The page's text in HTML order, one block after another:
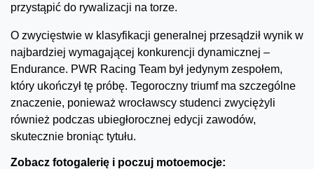
przystąpić do rywalizacji na torze.
O zwycięstwie w klasyfikacji generalnej przesądził wynik w
najbardziej wymagającej konkurencji dynamicznej –
Endurance. PWR Racing Team był jedynym zespołem,
który ukończył tę próbę. Tegoroczny triumf ma szczególne
znaczenie, ponieważ wrocławscy studenci zwyciężyli
również podczas ubiegłorocznej edycji zawodów,
skutecznie broniąc tytułu.
Zobacz fotogalerię i poczuj motoemocje: